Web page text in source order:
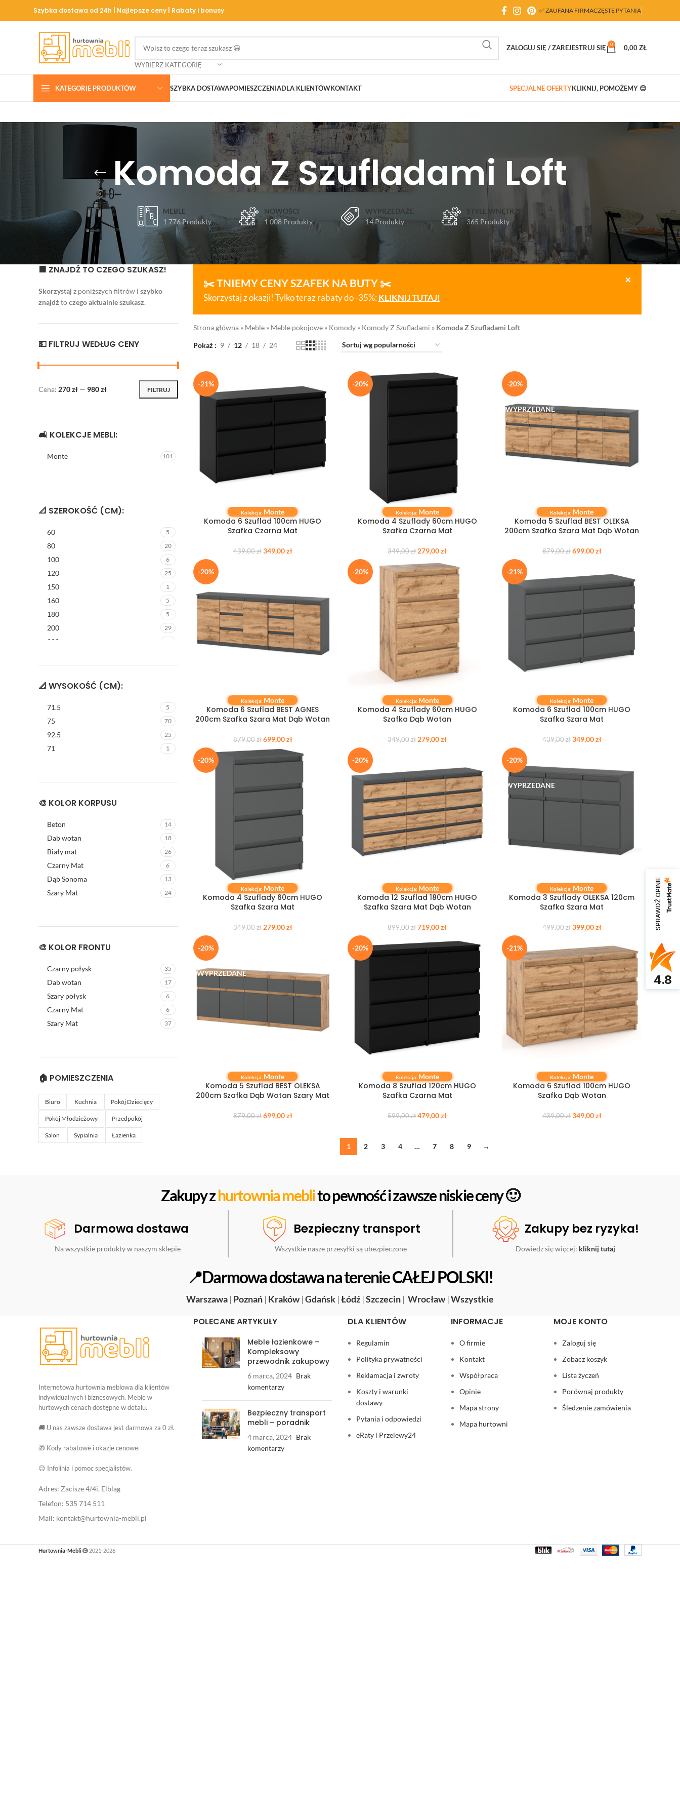
Szybka dostawa od 24h | Najlepsze ceny | Rabaty i bonusy ✅ ZAUFANA FIRMACZĘSTE PYTANIA
WYBIERZ KATEGORIĘ
ZALOGUJ SIĘ / ZAREJESTRUJ SIĘ 0 0,00ZŁ
KATEGORIE PRODUKTÓW SZYBKA DOSTAWAPOMIESZCZENIADLA KLIENTÓWKONTAKT SPECJALNE OFERTYKLIKNIJ, POMOŻEMY 😊
Komoda Z Szufladami Loft
MEBLE
1 776 Produkty
NOWOŚCI
1 008 Produkty
WYPRZEDAŻE
14 Produkty
STYLE WNĘTRZ
365 Produkty
🟧 ZNAJDŹ TO CZEGO SZUKASZ!
Skorzystaj z poniższych filtrów i szybko
znajdź toczego aktualnie szukasz.
💵 FILTRUJ WEDŁUG CENY
FILTRUJ
Cena: 270 zł — 980 zł
🛋 KOLEKCJE MEBLI:
Monte 101
📐 SZEROKOŚĆ (CM):
60 5
80 20
100 6
120 25
150 1
160 5
180 5
200 29
220
📐 WYSOKOŚĆ (CM):
71.5 5
75 70
92.5 25
71 1
🎨 KOLOR KORPUSU
Beton 14
Dab wotan 18
Biały mat 26
Czarny Mat 6
Dąb Sonoma 13
Szary Mat 24
🎨 KOLOR FRONTU
Czarny połysk 35
Dab wotan 17
Szary połysk 6
Czarny Mat 6
Szary Mat 37
🏠 POMIESZCZENIA
Biuro Kuchnia Pokój Dziecięcy
Pokój Młodzieżowy Przedpokój
Salon Sypialnia Łazienka
×
✂️ TNIEMY CENY SZAFEK NA BUTY ✂️
Skorzystaj z okazji! Tylko teraz rabaty do -35%:KLIKNIJ TUTAJ!
Strona główna» Meble» Meble pokojowe» Komody» Komody Z Szufladami » Komoda Z Szufladami Loft
Pokaż 9 12 18 24
-21%
DODAJ DO KOSZYKA
Kolekcja: Monte
Komoda 6 Szuflad 100cm HUGO
Szafka Czarna Mat
439,00zł 349,00zł
-20%
DODAJ DO KOSZYKA
Kolekcja: Monte
Komoda 4 Szuflady 60cm HUGO
Szafka Czarna Mat
349,00zł 279,00zł
-20%
WYPRZEDANE
DOWIEDZ SIĘ WIĘCEJ
Kolekcja: Monte
Komoda 5 Szuflad BEST OLEKSA
200cm Szafka Szara Mat Dąb Wotan
879,00zł 699,00zł
-20%
DODAJ DO KOSZYKA
Kolekcja: Monte
Komoda 6 Szuflad BEST AGNES
200cm Szafka Szara Mat Dąb Wotan
879,00zł 699,00zł
-20%
DODAJ DO KOSZYKA
Kolekcja: Monte
Komoda 4 Szuflady 60cm HUGO
Szafka Dąb Wotan
349,00zł 279,00zł
-21%
DODAJ DO KOSZYKA
Kolekcja: Monte
Komoda 6 Szuflad 100cm HUGO
Szafka Szara Mat
439,00zł 349,00zł
-20%
DODAJ DO KOSZYKA
Kolekcja: Monte
Komoda 4 Szuflady 60cm HUGO
Szafka Szara Mat
349,00zł 279,00zł
-20%
DODAJ DO KOSZYKA
Kolekcja: Monte
Komoda 12 Szuflad 180cm HUGO
Szafka Szara Mat Dąb Wotan
899,00zł 719,00zł
-20%
WYPRZEDANE
DOWIEDZ SIĘ WIĘCEJ
Kolekcja: Monte
Komoda 3 Szuflady OLEKSA 120cm
Szafka Szara Mat
499,00zł 399,00zł
-20%
WYPRZEDANE
DOWIEDZ SIĘ WIĘCEJ
Kolekcja: Monte
Komoda 5 Szuflad BEST OLEKSA
200cm Szafka Dąb Wotan Szary Mat
879,00zł 699,00zł
-20%
DODAJ DO KOSZYKA
Kolekcja: Monte
Komoda 8 Szuflad 120cm HUGO
Szafka Czarna Mat
599,00zł 479,00zł
-21%
DODAJ DO KOSZYKA
Kolekcja: Monte
Komoda 6 Szuflad 100cm HUGO
Szafka Dąb Wotan
439,00zł 349,00zł
1 2 3 4 … 7 8 9 →
Zakupy zhurtownia meblito pewność i zawsze niskie ceny 🙂
Darmowa dostawa
Na wszystkie produkty w naszym sklepie
Bezpieczny transport
Wszystkie nasze przesyłki są ubezpieczone
Zakupy bez ryzyka!
Dowiedz się więcej: kliknij tutaj
📍Darmowa dostawa na terenie CAŁEJ POLSKI!
Warszawa | Poznań | Kraków |Gdańsk |Łódź |Szczecin | Wrocław |Wszystkie
Internetowa hurtownia meblowa dla klientów
indywidualnych i biznesowych. Meble w
hurtowych cenach dostępne w detalu.
🚚 U nas zawsze dostawa jest darmowa za 0 zł.
🎁 Kody rabatowe i okazje cenowe.
😊 Infolinia i pomoc specjalistów.
Adres: Zacisze 4/4i, Elbląg
Telefon: 535 714 511
Mail: kontakt@hurtownia-mebli.pl
POLECANE ARTYKUŁY
Meble łazienkowe –
Kompleksowy
przewodnik zakupowy
6 marca, 2024 Brak
komentarzy
Bezpieczny transport
mebli – poradnik
4 marca, 2024 Brak
komentarzy
DLA KLIENTÓW
Regulamin
Polityka prywatności
Reklamacja i zwroty
Koszty i warunki
dostawy
Pytania i odpowiedzi
eRaty i Przelewy24
INFORMACJE
O firmie
Kontakt
Współpraca
Opinie
Mapa strony
Mapa hurtowni
MOJE KONTO
Zaloguj się
Zobacz koszyk
Lista życzeń
Porównaj produkty
Śledzenie zamówienia
Hurtownia-Mebli 2021-2026
SPRAWDŹ OPINIE
4.8